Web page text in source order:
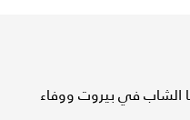
الشاب في بيروت ووفاء